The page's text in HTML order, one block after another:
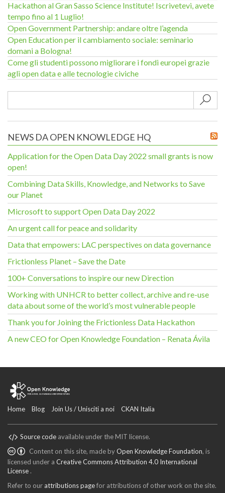
Hackathon al Gran Sasso Science Institute! Iscrivetevi, avete
tempo fino al 1 Luglio!
Open Government Partnership: andare oltre l’agenda
Open Education per il cambiamento sociale: seminario
domani a Bologna!
Come gli studenti possono migliorare i fondi europei grazie
agli open data e alle tecnologie civiche
NEWS DA OPEN KNOWLEDGE HQ
Application for the Open Data Day 2022 small grants is now
open!
Combining Data Skills, Knowledge, and Networks to Save
our Planet
Microsoft to support Open Data Day 2022
An urgent call for peace and solidarity
Data that empowers: LAC perspectives on data governance
Frictionless Planet – Save the Date
100+ Conversations to inspire our new Direction
Working with UNHCR to better collect, archive and re-use
data about some of the world’s most vulnerable people
Thank you for Joining the Frictionless Data Hackathon
A new CEO for Open Knowledge Foundation – Renata Ávila
Home Blog Join Us / Unisciti a noi CKAN Italia
Source code available under the MIT license.
Content on this site, made byOpen Knowledge Foundation, is
licensed under a Creative Commons Attribution 4.0 International
License.
Refer to our attributions pagefor attributions of other work on the site.